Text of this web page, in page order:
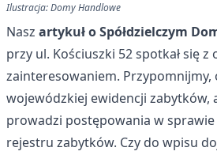
Ilustracja: Domy Handlowe
Nasz artykuł o Spółdzielczym
przy ul. Kościuszki 52 spotkał się
zainteresowaniem.
wojewódzkiej ewidencji zabytków,
prowadzi postępowania w
rejestru zabytków. Czy do wpisu